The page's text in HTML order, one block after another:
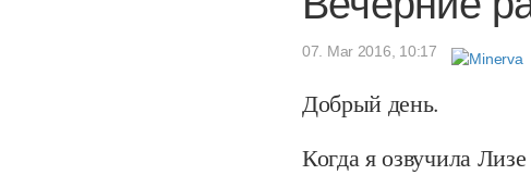
07. Mar 2016, 10:17
Добрый день.
Когда я озвучила